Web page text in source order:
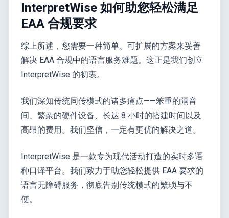
InterpretWise 如何助您轻松满足
EAA 合规要求
综上所述，您需要一种简单、可扩展的方案来妥善
解决 EAA 合规中的语言服务难题。这正是我们创立
InterpretWise 的初衷。
我们深知传统同传模式的诸多痛点——笨重的隔音
间、繁杂的硬件设备、长达 8 小时的搭建时间以及
高昂的费用。我们坚信，一定有更优的解决之道。
InterpretWise 是一款专为现代活动打造的实时多语
种口译平台。我们致力于助您轻松提供 EAA 要求的
语言无障碍服务，彻底告别传统模式的繁琐与不
便。